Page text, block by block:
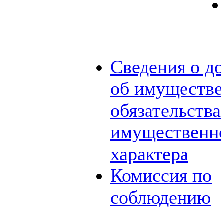
Сведения о
об
характера
Комиссия по
соблюдению